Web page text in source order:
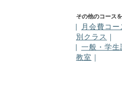
月会費コー
別クラス ｜
一般・学
教室 ｜